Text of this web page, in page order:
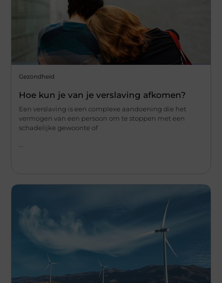
Gezondheid
Hoe kun je van je verslaving afkomen?
Een verslaving is een complexe aandoening die het
vermogen van een persoon om te stoppen met een
schadelijke gewoonte of